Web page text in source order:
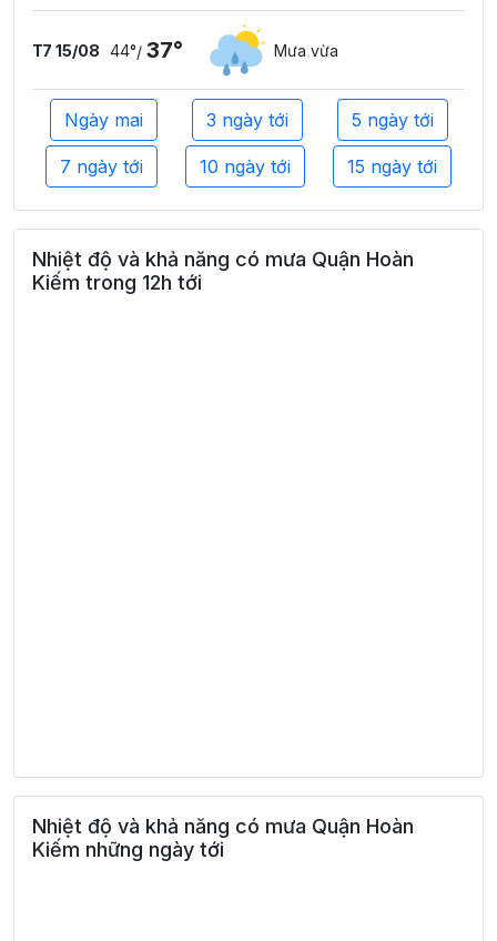
T7 15/08 44°/ 37° Mưa vừa
Ngày mai 3 ngày tới 5 ngày tới
7 ngày tới 10 ngày tới 15 ngày tới
Nhiệt độ và khả năng có mưa Quận Hoàn
Kiếm trong 12h tới
Nhiệt độ và khả năng có mưa Quận Hoàn
Kiếm những ngày tới